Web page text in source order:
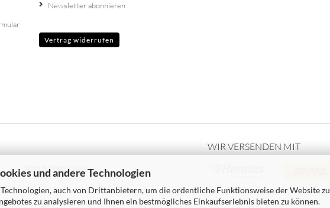
und andere Technologien
auch von Drittanbietern, um die ordentliche Funktionsweise der Website zu
zu analysieren und Ihnen ein bestmögliches Einkaufserlebnis bieten zu können.
Newsletter abonnieren
Vertrag widerrufen
WIR VERSENDEN MIT